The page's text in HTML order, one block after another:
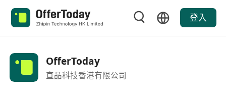
登入
OfferToday
直品科技香港有限公司